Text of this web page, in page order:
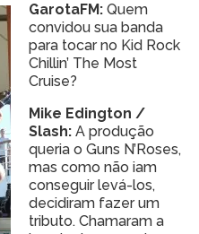
GarotaFM: Quem
convidou sua banda
para tocar no Kid Rock
Chillin’ The Most
Cruise?
Mike Edington /
Slash: A produção
queria o Guns N’Roses,
mas como não iam
conseguir levá-los,
decidiram fazer um
tributo. Chamaram a